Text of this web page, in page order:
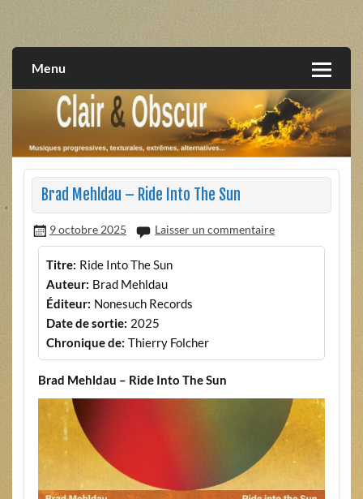
extrêmes, alternatives, texturales
Menu
Brad Mehldau – Ride Into The Sun
9 octobre 2025 Laisser un commentaire
Titre: Ride Into The Sun
Auteur: Brad Mehldau
Éditeur: Nonesuch Records
Date de sortie: 2025
Chronique de: Thierry Folcher
Brad Mehldau – Ride Into The Sun